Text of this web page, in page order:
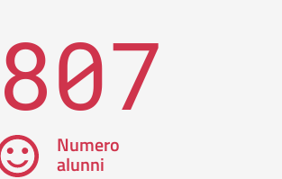
807
Numero
alunni